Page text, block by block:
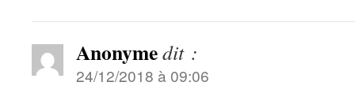
Anonymedit :
24/12/2018 à 09:06